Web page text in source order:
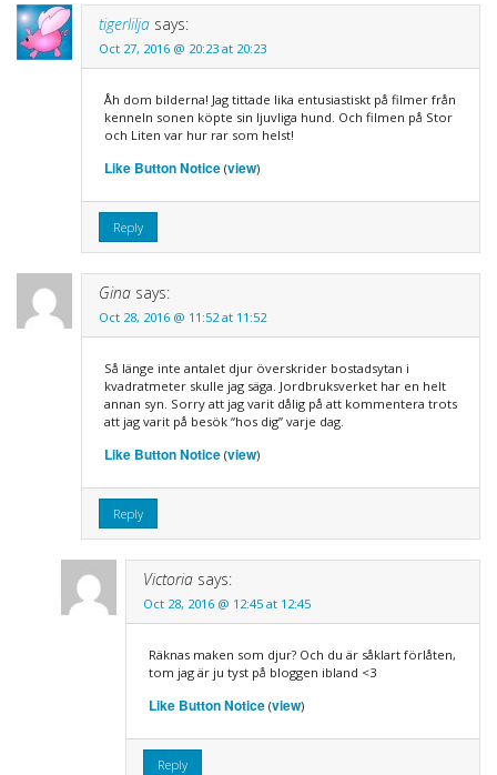
tigerlilja says:
Oct 27, 2016 @ 20:23 at 20:23
Åh dom bilderna! Jag tittade lika entusiastiskt på filmer från
kenneln sonen köpte sin ljuvliga hund. Och filmen på Stor
och Liten var hur rar som helst!
Like Button Notice(view)
Reply
Gina says:
Oct 28, 2016 @ 11:52 at 11:52
Så länge inte antalet djur överskrider bostadsytan i
kvadratmeter skulle jag säga. Jordbruksverket har en helt
annan syn. Sorry att jag varit dålig på att kommentera trots
att jag varit på besök “hos dig” varje dag.
Like Button Notice(view)
Reply
Victoria says:
Oct 28, 2016 @ 12:45 at 12:45
Räknas maken som djur? Och du är såklart förlåten,
tom jag är ju tyst på bloggen ibland <3
Like Button Notice(view)
Reply